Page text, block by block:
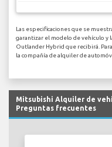
Las especificaciones que se
garantizar el modelo de vehículo y
Outlander Hybrid que recibirá.
la compañía de alquiler de
Mitsubishi Alquiler de
Preguntas frecuentes